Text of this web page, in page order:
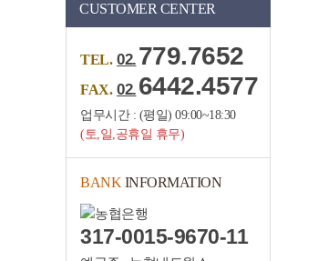
CUSTOMER CENTER
TEL. 02. 779.7652
FAX. 02. 6442.4577
업무시간 : (평일) 09:00~18:30
(토,일,공휴일 휴무)
BANK INFORMATION
317-0015-9670-11